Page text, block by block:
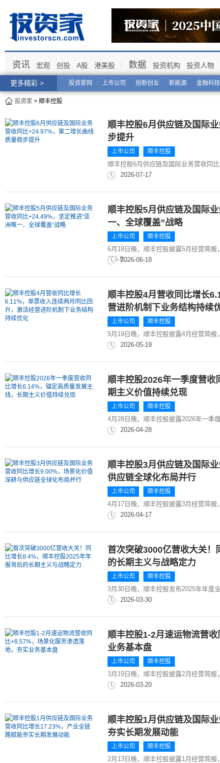
更多精彩 > 投资家网 上市公司 创新创业 新能源 金融科技
资讯 宏观 创投 A股 港美股 数据 投资机构 投资人物
投资家 > 顺丰控股
顺丰控股6月供应链及国际
步提升
上市公司 顺丰控股
顺丰控股6月供应链及国际业务营收同
2026-07-17
顺丰控股5月供应链及国际
一、全球覆盖”战略
上市公司 顺丰控股
6月18日晚，顺丰控股披露5月经营简
265.8...2026-06-18
顺丰控股4月营收同比增长
营进阶机制下业务结构持续
上市公司 顺丰控股
5月19日晚，顺丰控股披露4月经营简
2026-05-19
顺丰控股2026年一季度营收
期主义价值持续兑现
上市公司 顺丰控股
4月28日晚，顺丰控股披露2026年一季
2026-04-28
顺丰控股3月供应链及国际
供应链全球化布局并行
上市公司 顺丰控股
4月17日晚，顺丰控股披露3月经营简
2026-04-17
首次突破3000亿营收大关
的长期主义与战略定力
上市公司 顺丰控股
3月30日晚，顺丰控股发布2025年年度
量...2026-03-30
顺丰控股1-2月速运物流营
业务基本盘
上市公司 顺丰控股
3月19日晚，顺丰控股披露2月经营简
2026-03-20
顺丰控股1月供应链及国际
夯实长期发展动能
上市公司 顺丰控股
2月13日晚，顺丰控股披露1月经营简